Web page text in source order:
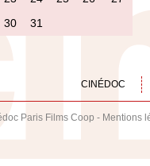
30 31
CINÉDOC
Paris Films Coop - Mentions